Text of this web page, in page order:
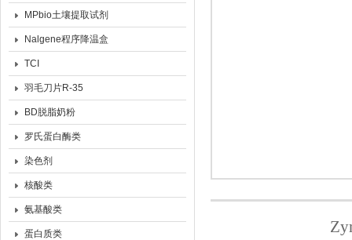
MPbio土壤提取试剂
Nalgene程序降温盒
TCI
羽毛刀片R-35
BD脱脂奶粉
罗氏蛋白酶类
染色剂
核酸类
氨基酸类
蛋白质类